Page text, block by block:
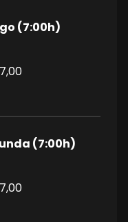
(7:00h)
(7:00h)